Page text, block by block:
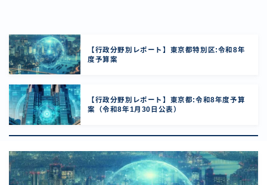
【行政分野別レポート】東京都特別区:令和8年
度予算案
【行政分野別レポート】東京都:令和8年度予算
案（令和8年1月30日公表）